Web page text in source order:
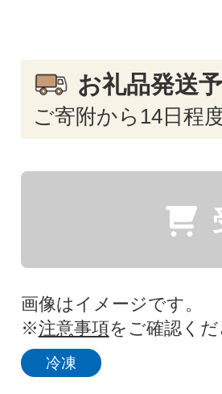
お礼品発送
ご寄附から14日程
画像はイメージです。
※注意事項をご確認くだ
冷凍